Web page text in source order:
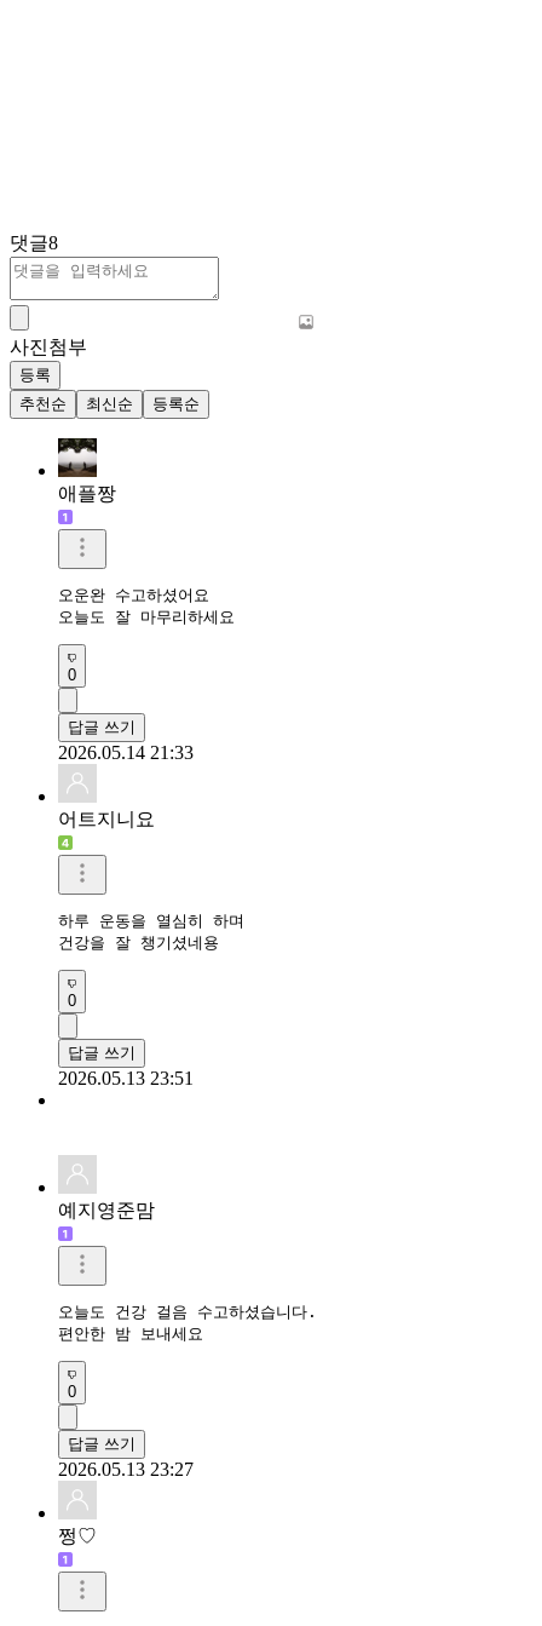
댓글8
사진첨부
등록
추천순
최신순 등록순
애플짱
오운완 수고하셨어요
오늘도 잘 마무리하세요
0
답글 쓰기
2026.05.14 21:33
어트지니요
하루 운동을 열심히 하며
건강을 잘 챙기셨네용
0
답글 쓰기
2026.05.13 23:51
예지영준맘
오늘도 건강 걸음 수고하셨습니다.
편안한 밤 보내세요
0
답글 쓰기
2026.05.13 23:27
쩡♡